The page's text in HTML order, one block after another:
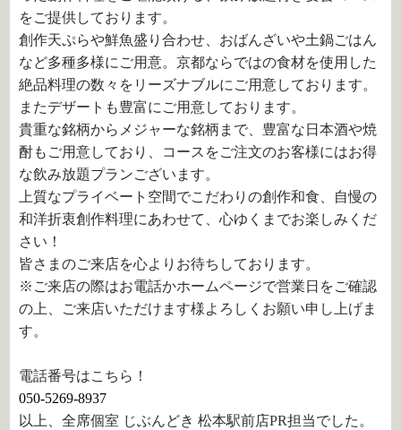
をご提供しております。
創作天ぷらや鮮魚盛り合わせ、おばんざいや土鍋ごはん
など多種多様にご用意。京都ならではの食材を使用した
絶品料理の数々をリーズナブルにご用意しております。
またデザートも豊富にご用意しております。
貴重な銘柄からメジャーな銘柄まで、豊富な日本酒や焼
酎もご用意しており、コースをご注文のお客様にはお得
な飲み放題プランございます。
上質なプライベート空間でこだわりの創作和食、自慢の
和洋折衷創作料理にあわせて、心ゆくまでお楽しみくだ
さい！
皆さまのご来店を心よりお待ちしております。
※ご来店の際はお電話かホームページで営業日をご確認
の上、ご来店いただけます様よろしくお願い申し上げま
す。
電話番号はこちら！
050-5269-8937
以上、全席個室 じぶんどき 松本駅前店PR担当でした。